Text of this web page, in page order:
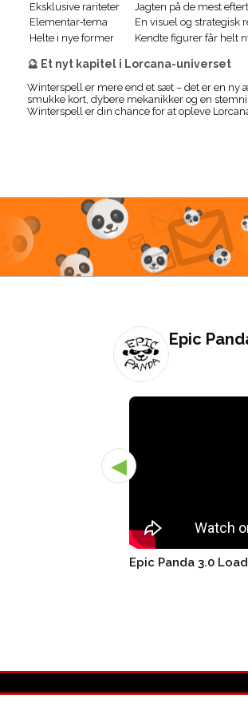
Eksklusive rariteter
Jagten på de mest
Elementar‑tema
En visuel og strategisk
Helte i nye former
Kendte figurer får helt
🔮 Et nyt kapitel i Lorcana-universet
Winterspell er mere end et sæt – det er en ny
smukke kort, dybere mekanikker og en
Winterspell er din chance for at opleve
Epic
Epic Panda 3.0
◀